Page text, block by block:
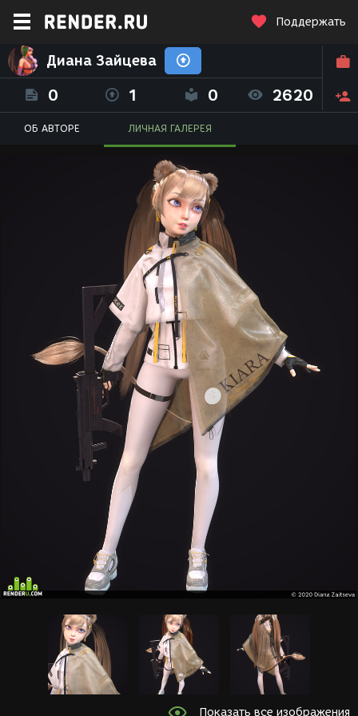
Поддержать
Диана Зайцева
0 1 0 2620
ОБ АВТОРЕ ЛИЧНАЯ ГАЛЕРЕЯ
Показать все изображения